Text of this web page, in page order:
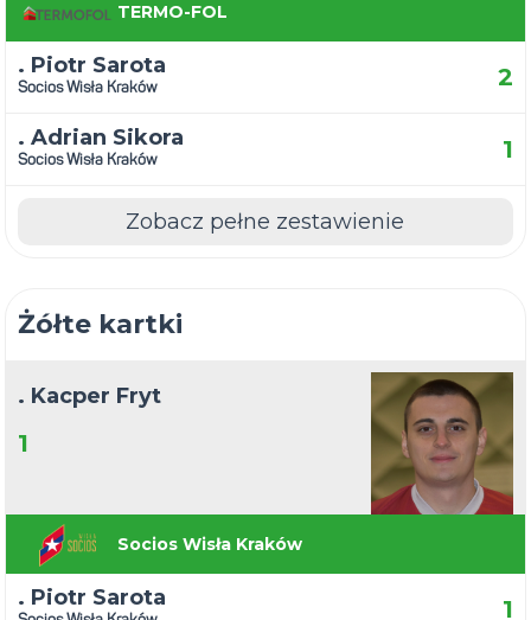
TERMO-FOL
. Piotr Sarota
Socios Wisła Kraków 2
. Adrian Sikora
Socios Wisła Kraków 1
Zobacz pełne zestawienie
Żółte kartki
. Kacper Fryt
1
Socios Wisła Kraków
. Piotr Sarota 1